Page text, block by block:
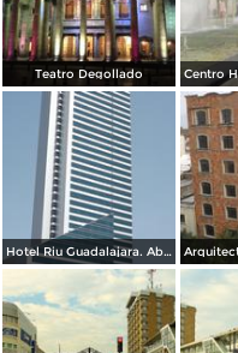
Teatro Degollado
Hotel Riu Guadalajara. Abril/2015